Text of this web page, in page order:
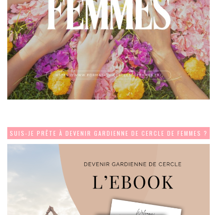
SUIS-JE PRÊTE À DEVENIR GARDIENNE DE CERCLE DE FEMMES ?